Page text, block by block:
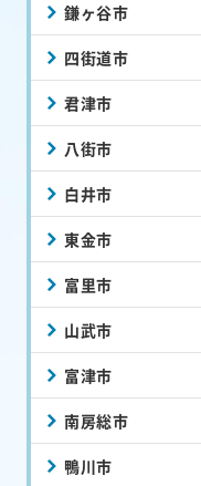
鎌ヶ谷市
四街道市
君津市
八街市
白井市
東金市
富里市
山武市
富津市
南房総市
鴨川市